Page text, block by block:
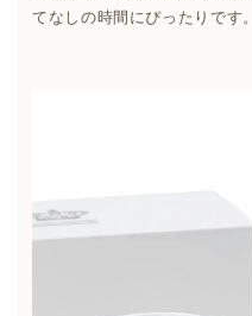
てなしの時間にぴったりです。